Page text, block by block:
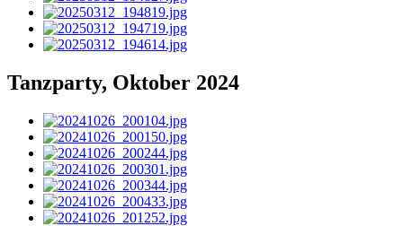
Tanzparty, Oktober 2024